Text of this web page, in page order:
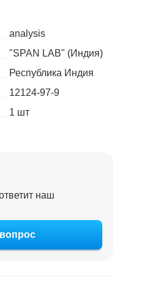
analysis
"SPAN LAB" (Индия)
Республика Индия
12124-97-9
1 шт
наш